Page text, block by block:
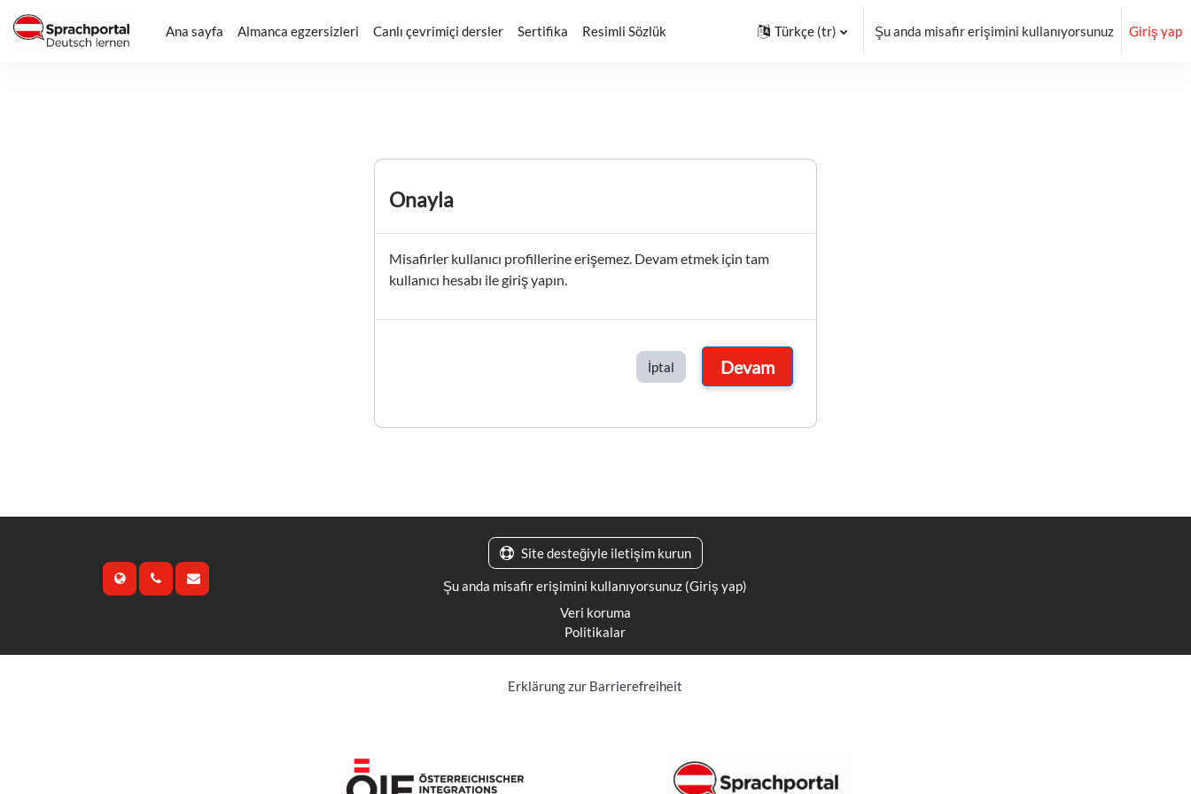
Ana sayfa
Almanca egzersizleri Canlı çevrimiçi dersler Sertifika Resimli Sözlük Türkçe ‎(tr)‎ Şu anda misafir erişimini kullanıyorsunuz Giriş yap
Onayla
Misafirler kullanıcı profillerine erişemez. Devam etmek için tam
kullanıcı hesabı ile giriş yapın.
İptal Devam
Site desteğiyle iletişim kurun
Şu anda misafir erişimini kullanıyorsunuz (Giriş yap)
Veri koruma
Politikalar
Erklärung zur Barrierefreiheit